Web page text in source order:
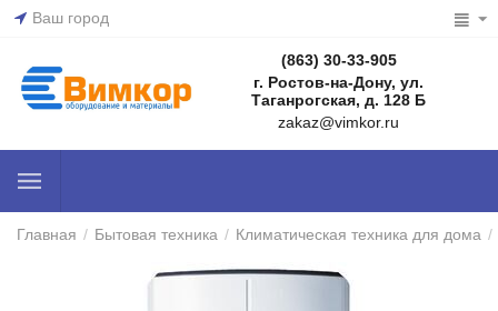
Ваш город
(863) 30-33-905
г. Ростов-на-Дону, ул.
Таганрогская, д. 128 Б
zakaz@vimkor.ru
Главная / Бытовая техника / Климатическая техника для дома /